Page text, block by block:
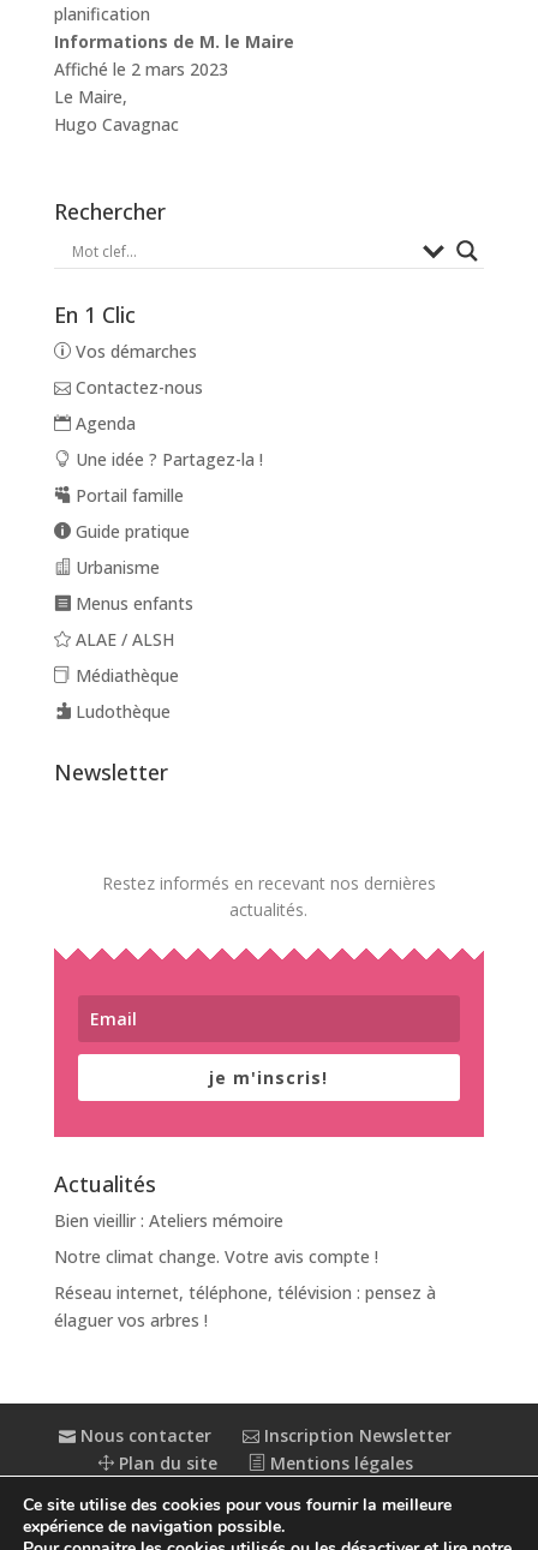
planification
Informations de M. le Maire
Affiché le 2 mars 2023
Le Maire,
Hugo Cavagnac
Rechercher
En 1 Clic
Vos démarches
Contactez-nous
Agenda
Une idée ? Partagez-la !
Portail famille
Guide pratique
Urbanisme
Menus enfants
ALAE / ALSH
Médiathèque
Ludothèque
Newsletter
Restez informés en recevant nos dernières
actualités.
je m'inscris!
Actualités
Bien vieillir : Ateliers mémoire
Notre climat change. Votre avis compte !
Réseau internet, téléphone, télévision : pensez à
élaguer vos arbres !
Nous contacter
Inscription Newsletter
Plan du site
Mentions légales
Accessibilité : partiellement conforme
Ce site utilise des cookies pour vous fournir la meilleure
expérience de navigation possible.